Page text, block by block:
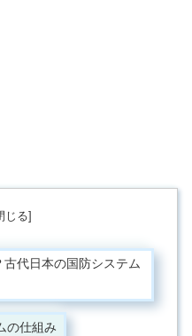
代日本の国防システム
の仕組み